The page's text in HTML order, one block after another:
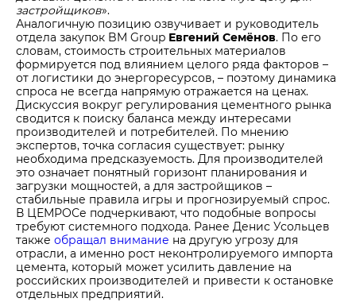
застройщиков».
Аналогичную позицию озвучивает и руководитель
отдела закупок BM Group Евгений Семёнов. По его
словам, стоимость строительных материалов
формируется под влиянием целого ряда факторов –
от логистики до энергоресурсов, – поэтому динамика
спроса не всегда напрямую отражается на ценах.
Дискуссия вокруг регулирования цементного рынка
сводится к поиску баланса между интересами
производителей и потребителей. По мнению
экспертов, точка согласия существует: рынку
необходима предсказуемость. Для производителей
это означает понятный горизонт планирования и
загрузки мощностей, а для застройщиков –
стабильные правила игры и прогнозируемый спрос.
В ЦЕМРОСе подчеркивают, что подобные вопросы
требуют системного подхода. Ранее Денис Усольцев
также обращал внимание на другую угрозу для
отрасли, а именно рост неконтролируемого импорта
цемента, который может усилить давление на
российских производителей и привести к остановке
отдельных предприятий.